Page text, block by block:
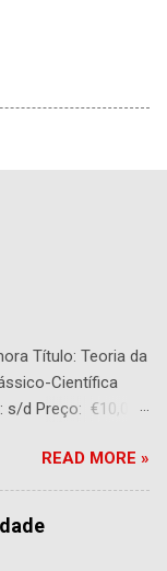
Título: Teoria da
Científica
s/d Preço: €10,00
READ MORE »